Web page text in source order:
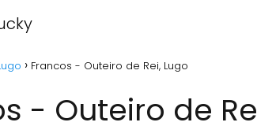
Francos - Outeiro de Rei, Lugo
- Outeiro de